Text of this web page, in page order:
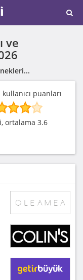
ve
puanları
ortalama 3.6